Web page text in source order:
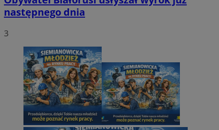
następnego dnia
3